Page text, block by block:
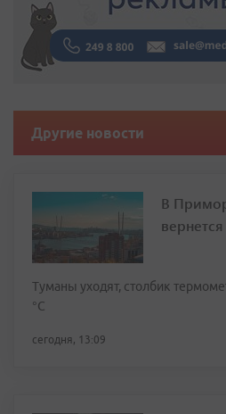
Другие новости
В
Туманы уходят, столбик
°С
сегодня, 13:09